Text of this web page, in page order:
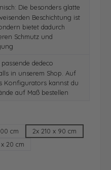
Die besonders glatte
Beschichtung ist
bietet dadurch
Schmutz und
dedeco
in unserem Shop. Auf
Konfigurators kannst du
auf Maß bestellen
cm
2x 210 x 90 cm
20 cm